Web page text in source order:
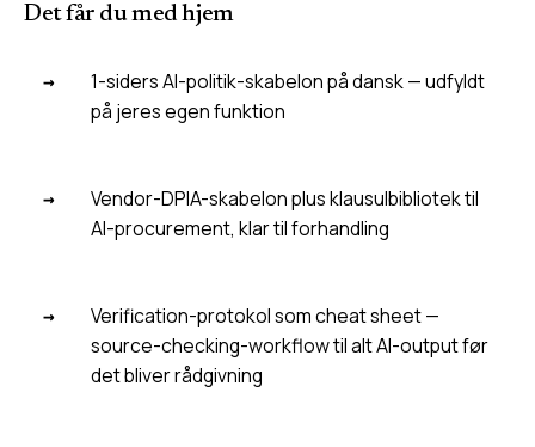
Det får du med hjem
1-siders AI-politik-skabelon på dansk — udfyldt
på jeres egen funktion
Vendor-DPIA-skabelon plus klausulbibliotek til
AI-procurement, klar til forhandling
Verification-protokol som cheat sheet —
source-checking-workflow til alt AI-output før
det bliver rådgivning